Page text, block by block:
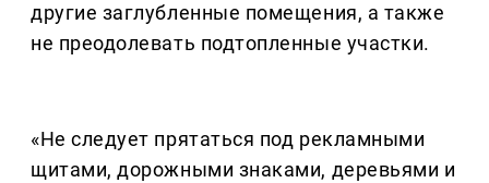
другие заглубленные помещения, а также
не преодолевать подтопленные участки.
«Не следует прятаться под рекламными
щитами, дорожными знаками, деревьями и